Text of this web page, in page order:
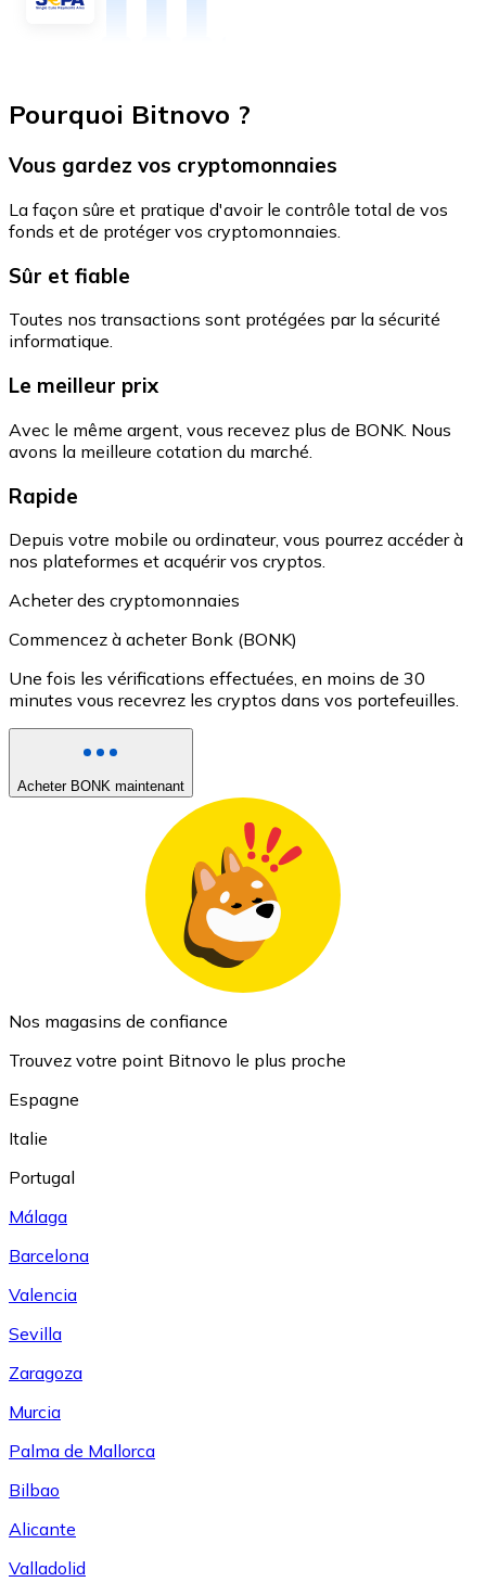
Pourquoi Bitnovo ?
Vous gardez vos cryptomonnaies
La façon sûre et pratique d'avoir le contrôle total de vos
fonds et de protéger vos cryptomonnaies.
Sûr et fiable
Toutes nos transactions sont protégées par la sécurité
informatique.
Le meilleur prix
Avec le même argent, vous recevez plus de BONK. Nous
avons la meilleure cotation du marché.
Rapide
Depuis votre mobile ou ordinateur, vous pourrez accéder à
nos plateformes et acquérir vos cryptos.
Acheter des cryptomonnaies
Commencez à acheter Bonk (BONK)
Une fois les vérifications effectuées, en moins de 30
minutes vous recevrez les cryptos dans vos portefeuilles.
Acheter BONK maintenant
Nos magasins de confiance
Trouvez votre point Bitnovo le plus proche
Espagne
Italie
Portugal
Málaga
Barcelona
Valencia
Sevilla
Zaragoza
Murcia
Palma de Mallorca
Bilbao
Alicante
Valladolid